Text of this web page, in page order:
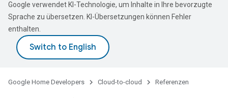
Google verwendet KI-Technologie, um Inhalte in Ihre bevorzugte
Sprache zu übersetzen. KI-Übersetzungen können Fehler
enthalten.
Google Home Developers Cloud-to-cloud Referenzen